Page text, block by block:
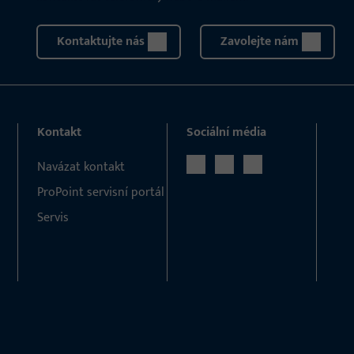
Kontaktujte nás Zavolejte nám
Kontakt
Navázat kontakt
ProPoint servisní portál
Servis
Sociální média